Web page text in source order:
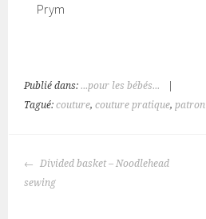
Prym
Publié dans:...pour les bébés...
Tagué:couture,couture pratique,patron
NAVIGATION
DES
Divided basket – Noodlehead
sewing